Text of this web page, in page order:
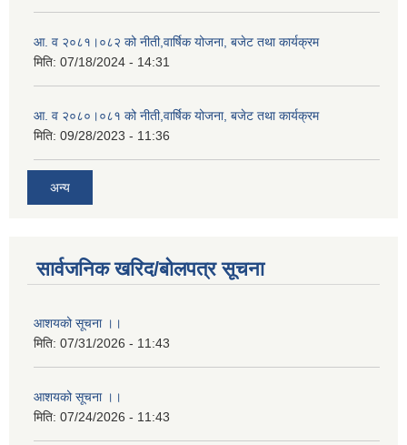
आ. व २०८१।०८२ को नीती,वार्षिक योजना, बजेट तथा कार्यक्रम
मिति: 07/18/2024 - 14:31
आ. व २०८०।०८१ को नीती,वार्षिक योजना, बजेट तथा कार्यक्रम
मिति: 09/28/2023 - 11:36
अन्य
सार्वजनिक खरिद/बोलपत्र सूचना
आशयको सूचना ।।
मिति: 07/31/2026 - 11:43
आशयको सूचना ।।
मिति: 07/24/2026 - 11:43